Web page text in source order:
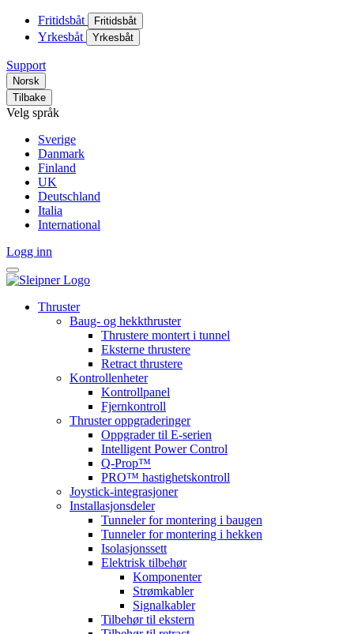
Fritidsbåt Fritidsbåt
Yrkesbåt Yrkesbåt
Support
Norsk
Tilbake
Velg språk
Sverige
Danmark
Finland
UK
Deutschland
Italia
International
Logg inn
Thruster
Baug- og hekkthruster
Thrustere montert i tunnel
Eksterne thrustere
Retract thrustere
Kontrollenheter
Kontrollpanel
Fjernkontroll
Thruster oppgraderinger
Oppgrader til E-serien
Intelligent Power Control
Q-Prop™
PRO™ hastighetskontroll
Joystick-integrasjoner
Installasjonsdeler
Tunneler for montering i baugen
Tunneler for montering i hekken
Isolasjonssett
Elektrisk tilbehør
Komponenter
Strømkabler
Signalkabler
Tilbehør til ekstern